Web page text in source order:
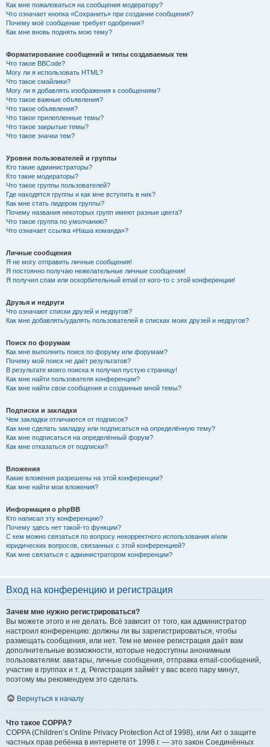
Как мне пожаловаться на сообщения модератору?
Что означает кнопка «Сохранить» при создании сообщения?
Почему моё сообщение требует одобрения?
Как мне вновь поднять мою тему?
Форматирование сообщений и типы создаваемых тем
Что такое BBCode?
Могу ли я использовать HTML?
Что такое смайлики?
Могу ли я добавлять изображения к сообщениям?
Что такое важные объявления?
Что такое объявления?
Что такое прилепленные темы?
Что такое закрытые темы?
Что такое значки тем?
Уровни пользователей и группы
Кто такие администраторы?
Кто такие модераторы?
Что такое группы пользователей?
Где находятся группы и как мне вступить в них?
Как мне стать лидером группы?
Почему названия некоторых групп имеют разные цвета?
Что такое группа по умолчанию?
Что означает ссылка «Наша команда»?
Личные сообщения
Я не могу отправить личные сообщения!
Я постоянно получаю нежелательные личные сообщения!
Я получил спам или оскорбительный email от кого-то с этой конференции!
Друзья и недруги
Что означают списки друзей и недругов?
Как мне добавлять/удалять пользователей в списках моих друзей и недругов?
Поиск по форумам
Как мне выполнить поиск по форуму или форумам?
Почему мой поиск не даёт результатов?
В результате моего поиска я получил пустую страницу!
Как мне найти пользователя конференции?
Как мне найти свои сообщения и созданные мной темы?
Подписки и закладки
Чем закладки отличаются от подписок?
Как мне сделать закладку или подписаться на определённую тему?
Как мне подписаться на определённый форум?
Как мне отказаться от подписки?
Вложения
Какие вложения разрешены на этой конференции?
Как мне найти мои вложения?
Информация о phpBB
Кто написал эту конференцию?
Почему здесь нет такой-то функции?
С кем можно связаться по вопросу некорректного использования и/или
юридических вопросов, связанных с этой конференцией?
Как мне связаться с администратором конференции?
Вход на конференцию и регистрация
Зачем мне нужно регистрироваться?
Вы можете этого и не делать. Всё зависит от того, как администратор
настроил конференцию: должны ли вы зарегистрироваться, чтобы
размещать сообщения, или нет. Тем не менее регистрация даёт вам
дополнительные возможности, которые недоступны анонимным
пользователям: аватары, личные сообщения, отправка email-сообщений,
участие в группах и т. д. Регистрация займёт у вас всего пару минут,
поэтому мы рекомендуем это сделать.
Вернуться к началу
Что такое COPPA?
COPPA (Children’s Online Privacy Protection Act of 1998), или Акт о защите
частных прав ребёнка в интернете от 1998 г. — это закон Соединённых